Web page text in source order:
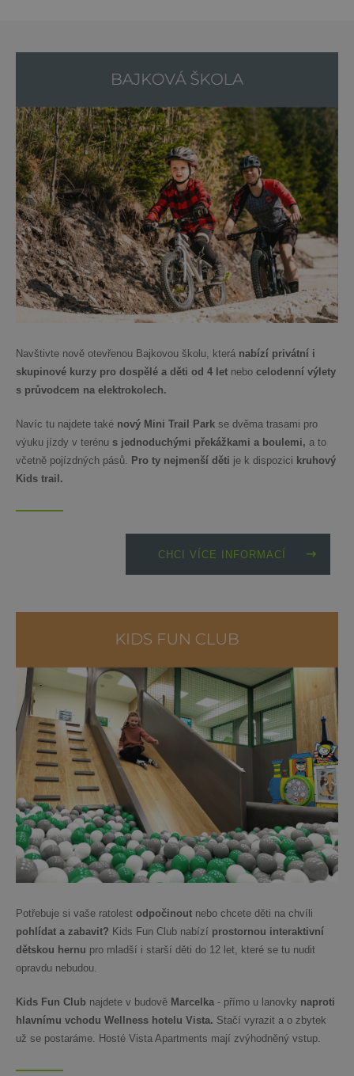
Navštivte nově otevřenou Bajkovou školu, která nabízí privátní i
skupinové kurzy pro dospělé a děti od 4 let nebo celodenní výlety
s průvodcem na elektrokolech.
Navíc tu najdete také nový Mini Trail Park se dvěma trasami pro
výuku jízdy v terénu s jednoduchými překážkami a boulemi, a to
včetně pojízdných pásů. Pro ty nejmenší děti je k dispozici kruhový
Kids trail.
CHCI VÍCE INFORMACÍ
Potřebuje si vaše ratolest odpočinout nebo chcete děti na chvíli
pohlídat a zabavit? Kids Fun Club nabízí prostornou interaktivní
dětskou hernu pro mladší i starší děti do 12 let, které se tu nudit
opravdu nebudou.
Kids Fun Club najdete v budově Marcelka - přímo u lanovky naproti
hlavnímu vchodu Wellness hotelu Vista. Stačí vyrazit a o zbytek
už se postaráme. Hosté Vista Apartments mají zvýhodněný vstup.